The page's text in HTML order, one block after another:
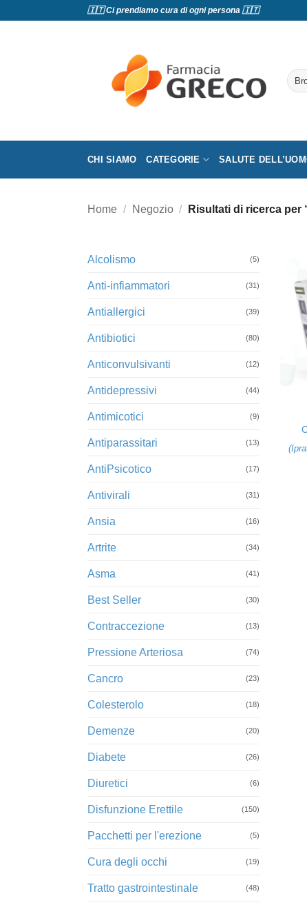
🇮🇹 Ci prendiamo cura di ogni persona 🇮🇹
CHI SIAMO CATEGORIE SALUTE
Home / Negozio / Risultati di ricerca per
Alcolismo (5)
Anti-infiammatori (31)
Antiallergici (39)
Antibiotici (80)
Anticonvulsivanti (12)
Antidepressivi (44)
Antimicotici (9)
Antiparassitari (13)
AntiPsicotico (17)
Antivirali (31)
Ansia (16)
Artrite (34)
Asma (41)
Best Seller (30)
Contraccezione (13)
Pressione Arteriosa (74)
Cancro (23)
Colesterolo (18)
Demenze (20)
Diabete (26)
Diuretici (6)
Disfunzione Erettile (150)
Pacchetti per l'erezione (5)
Cura degli occhi (19)
Tratto gastrointestinale (48)
(